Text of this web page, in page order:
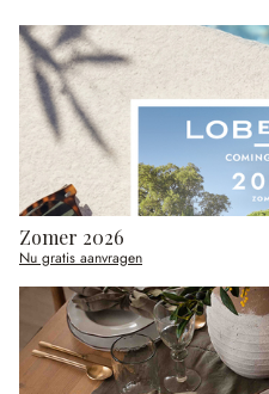
Zomer 2026
Nu gratis aanvragen